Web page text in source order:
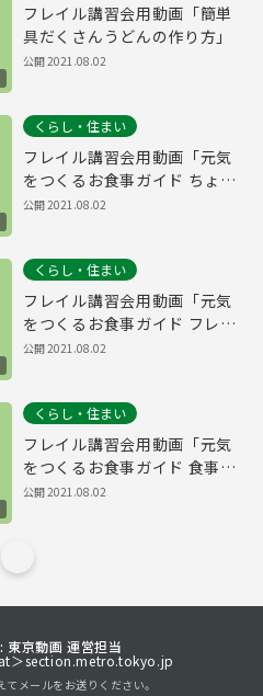
フレイル講習会用動画「簡単
具だくさんうどんの作り方」
公開2021.08.02
くらし・住まい
フレイル講習会用動画「元気
をつくるお食事ガイド ちょう
ど良い体重編」
公開2021.08.02
くらし・住まい
フレイル講習会用動画「元気
をつくるお食事ガイド フレイ
ル編」
公開2021.08.02
くらし・住まい
フレイル講習会用動画「元気
をつくるお食事ガイド 食事の
ポイント編」
公開2021.08.02
東京動画 運営担当
＞section.metro.tokyo.jp
メールをお送りください。